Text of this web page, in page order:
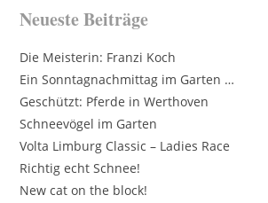
Neueste Beiträge
Die Meisterin: Franzi Koch
Ein Sonntagnachmittag im Garten …
Geschützt: Pferde in Werthoven
Schneevögel im Garten
Volta Limburg Classic – Ladies Race
Richtig echt Schnee!
New cat on the block!